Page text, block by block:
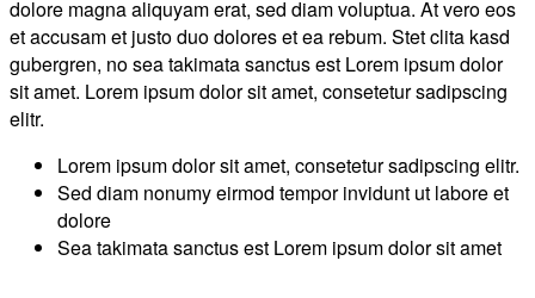
dolore magna aliquyam erat, sed diam voluptua. At vero eos
et accusam et justo duo dolores et ea rebum. Stet clita kasd
gubergren, no sea takimata sanctus est Lorem ipsum dolor
sit amet. Lorem ipsum dolor sit amet, consetetur sadipscing
elitr.
Lorem ipsum dolor sit amet, consetetur sadipscing elitr.
Sed diam nonumy eirmod tempor invidunt ut labore et
dolore
Sea takimata sanctus est Lorem ipsum dolor sit amet